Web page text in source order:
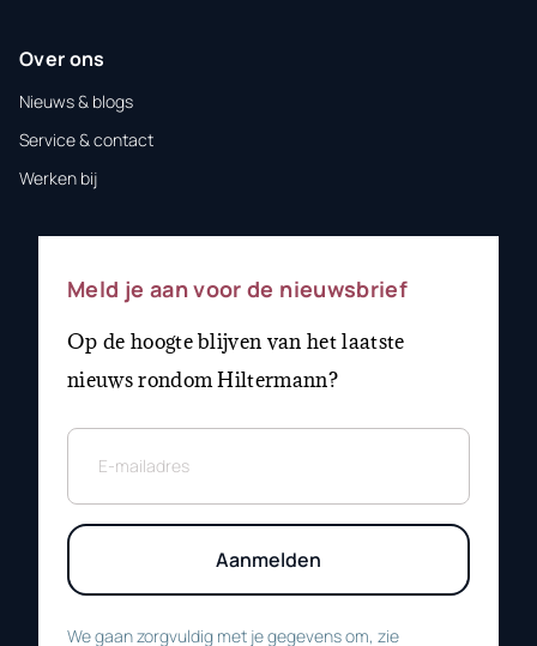
Over ons
Nieuws & blogs
Service & contact
Werken bij
Meld je aan voor de nieuwsbrief
Op de hoogte blijven van het laatste
nieuws rondom Hiltermann?
Aanmelden
We gaan zorgvuldig met je gegevens om, zie